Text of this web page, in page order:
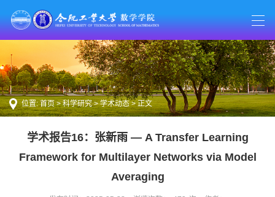
位置:首页>科学研究>学术动态> 正文
学术报告16：张新雨 — A Transfer Learning
Framework for Multilayer Networks via Model
Averaging